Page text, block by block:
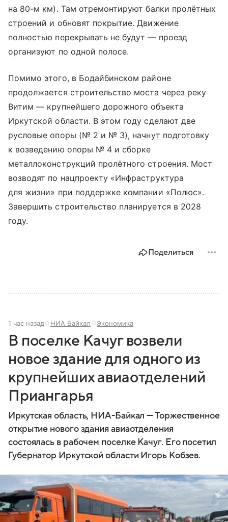
на 80-м км). Там отремонтируют балки пролётных
строений и обновят покрытие. Движение
полностью перекрывать не будут — проезд
организуют по одной полосе.
Помимо этого, в Бодайбинском районе
продолжается строительство моста через реку
Витим — крупнейшего дорожного объекта
Иркутской области. В этом году сделают две
русловые опоры (№ 2 и № 3), начнут подготовку
к возведению опоры № 4 и сборке
металлоконструкций пролётного строения. Мост
возводят по нацпроекту «Инфраструктура
для жизни» при поддержке компании «Полюс».
Завершить строительство планируется в 2028
году.
Поделиться
1 час назад НИА Байкал Экономика
В поселке Качуг возвели
новое здание для одного из
крупнейших авиаотделений
Приангарья
Иркутская область, НИА-Байкал — Торжественное
открытие нового здания авиаотделения
состоялась в рабочем поселке Качуг. Его посетил
Губернатор Иркутской области Игорь Кобзев.